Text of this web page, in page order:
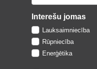
Interešu jomas
Lauksaimniecība
Rūpniecība
Enerģētika